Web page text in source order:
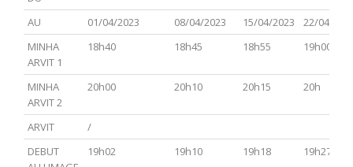
Hamoed
AU 01/04/2023 08/04/2023 15/04/2023
22/04/
MINHA
ARVIT 1
18h40 18h45 18h55 19h00
MINHA
ARVIT 2
20h00 20h10 20h15 20h
ARVIT
/
DEBUT
19h02 19h10 19h18 19h27